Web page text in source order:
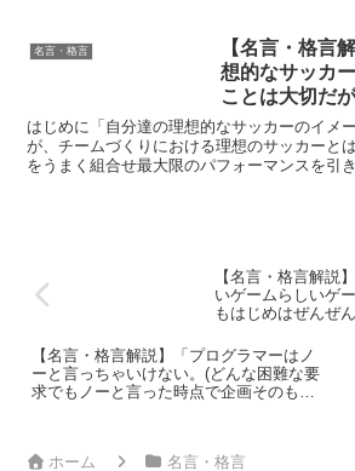
分が大きくな
逸見政孝の深
訓
名言・格言
【名言・格言
想的なサッカ
ことは大切だ
おける理想の
るメンバーの
大限のパフォ
はじめに「自分達の理想的なサッカーのイメ
が、チームづくりにおける理想のサッカーと
をうまく組合せ最大限のパフォーマンスを引
【名言・格言解説
いゲームらしいゲ
もはじめはぜんぜ
られる教訓
【名言・格言解説】「プログラマーはノ
ーと言っちゃいけない。(どんな困難な要
求でもノーと言った時点で企画そのもの
ホーム
名言・格言